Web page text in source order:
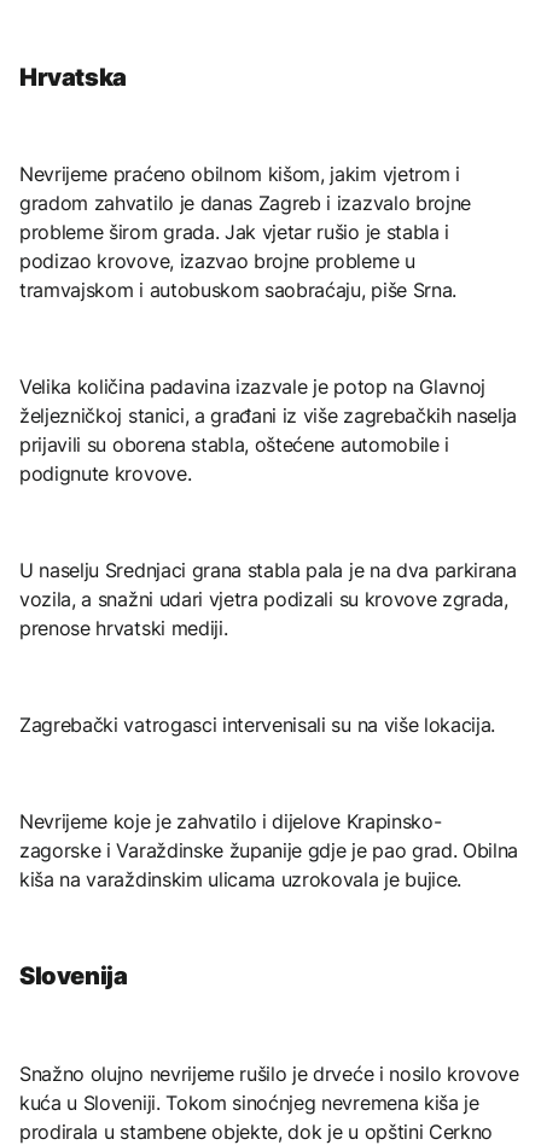
Hrvatska
Nevrijeme praćeno obilnom kišom, jakim vjetrom i
gradom zahvatilo je danas Zagreb i izazvalo brojne
probleme širom grada. Jak vjetar rušio je stabla i
podizao krovove, izazvao brojne probleme u
tramvajskom i autobuskom saobraćaju, piše Srna.
Velika količina padavina izazvale je potop na Glavnoj
željezničkoj stanici, a građani iz više zagrebačkih naselja
prijavili su oborena stabla, oštećene automobile i
podignute krovove.
U naselju Srednjaci grana stabla pala je na dva parkirana
vozila, a snažni udari vjetra podizali su krovove zgrada,
prenose hrvatski mediji.
Zagrebački vatrogasci intervenisali su na više lokacija.
Nevrijeme koje je zahvatilo i dijelove Krapinsko-
zagorske i Varaždinske županije gdje je pao grad. Obilna
kiša na varaždinskim ulicama uzrokovala je bujice.
Slovenija
Snažno olujno nevrijeme rušilo je drveće i nosilo krovove
kuća u Sloveniji. Tokom sinoćnjeg nevremena kiša je
prodirala u stambene objekte, dok je u opštini Cerkno